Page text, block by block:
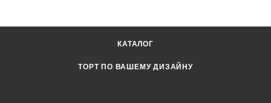
КАТАЛОГ
ТОРТ ПО ВАШЕМУ ДИЗАЙНУ